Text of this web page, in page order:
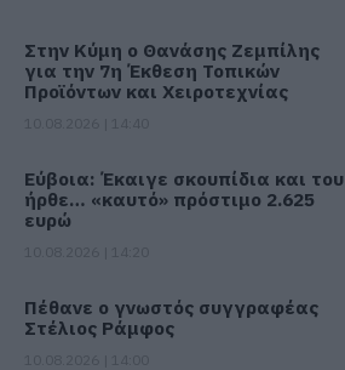
Στην Κύμη ο Θανάσης Ζεμπίλης
για την 7η Έκθεση Τοπικών
Προϊόντων και Χειροτεχνίας
Εύβοια: Έκαιγε σκουπίδια και του
ήρθε… «καυτό» πρόστιμο 2.625
ευρώ
Πέθανε ο γνωστός συγγραφέας
Στέλιος Ράμφος